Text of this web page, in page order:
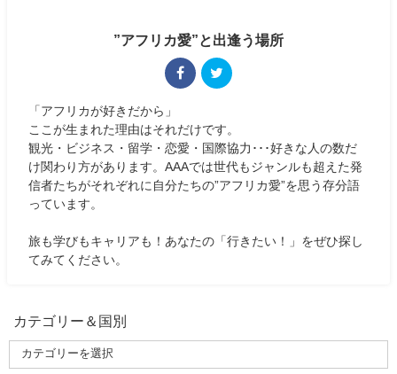
”アフリカ愛”と出逢う場所
「アフリカが好きだから」
ここが生まれた理由はそれだけです。
観光・ビジネス・留学・恋愛・国際協力･･･好きな人の数だ
け関わり方があります。AAAでは世代もジャンルも超えた発
信者たちがそれぞれに自分たちの”アフリカ愛”を思う存分語
っています。
旅も学びもキャリアも！あなたの「行きたい！」をぜひ探し
てみてください。
カテゴリー＆国別